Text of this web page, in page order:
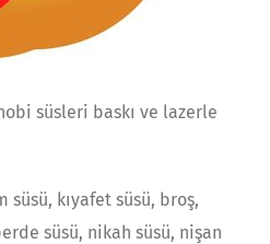
süsleri baskı ve lazerle
süsü, kıyafet süsü, broş,
süsü, nikah süsü, nişan